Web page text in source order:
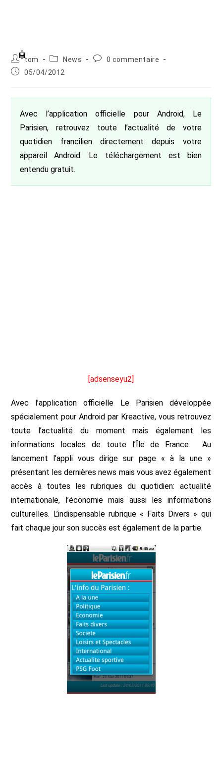
Auteur/autrice
de
la
tom
PostNews
Commentaires
0 commentaire
Publication
05/04/2012
Avec l’application officielle pour Android, Le
Parisien, retrouvez toute l’actualité de votre
quotidien francilien directement depuis votre
appareil Android. Le téléchargement est bien
entendu gratuit.
[adsenseyu2]
Avec l’application officielle Le Parisien développée
spécialement pour Android par Kreactive, vous retrouvez
toute l’actualité du moment mais également les
informations locales de toute l’Île de France. Au
lancement l’appli vous dirige sur page « à la une »
présentant les dernières news mais vous avez également
accès à toutes les rubriques du quotidien: actualité
internationale, l’économie mais aussi les informations
culturelles. L’indispensable rubrique « Faits Divers » qui
fait chaque jour son succès est également de la partie.